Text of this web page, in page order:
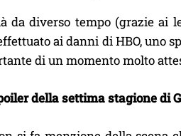
diverso tempo (grazie ai
ai danni di HBO, uno
di un momento molto
della settima stagione di